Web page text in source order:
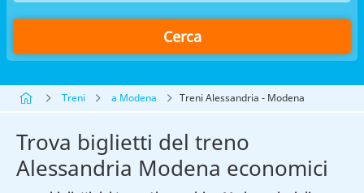
Cerca
Treni a Modena Treni Alessandria - Modena
Trova biglietti del treno
Alessandria Modena economici